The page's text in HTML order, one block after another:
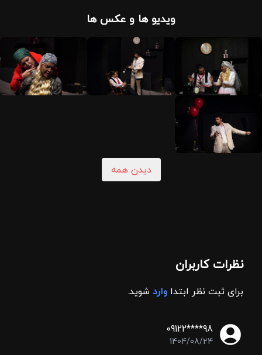
ویدیو ها و عکس ها
دیدن همه
نظرات کاربران
برای ثبت نظر ابتدا وارد شوید.
09122****98
1404/08/24